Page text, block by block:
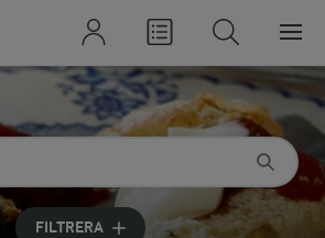
ingrediens
få förslag
FILTRERA